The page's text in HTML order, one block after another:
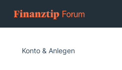
Konto & Anlegen